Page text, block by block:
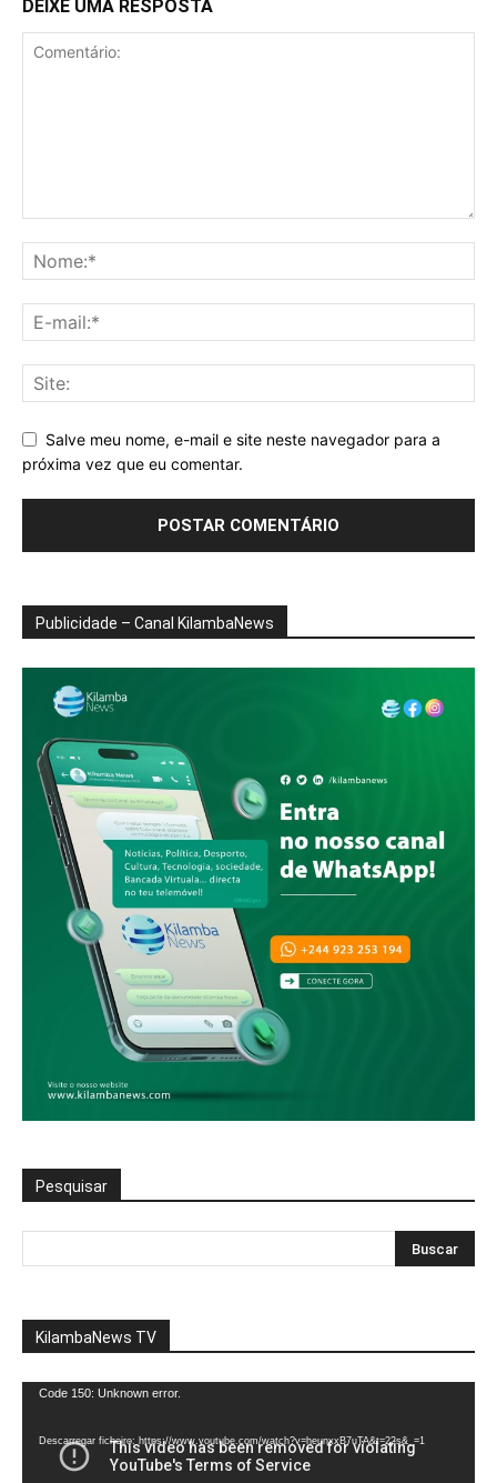
DEIXE UMA RESPOSTA
Salve meu nome, e-mail e site neste navegador para a
próxima vez que eu comentar.
Publicidade – Canal KilambaNews
Pesquisar
KilambaNews TV
Reprodutor
vídeo
Code 150: Unknown error.
Descarregar ficheiro: https://www.youtube.com/watch?v=heunxxB7uTA&t=22s&_=1